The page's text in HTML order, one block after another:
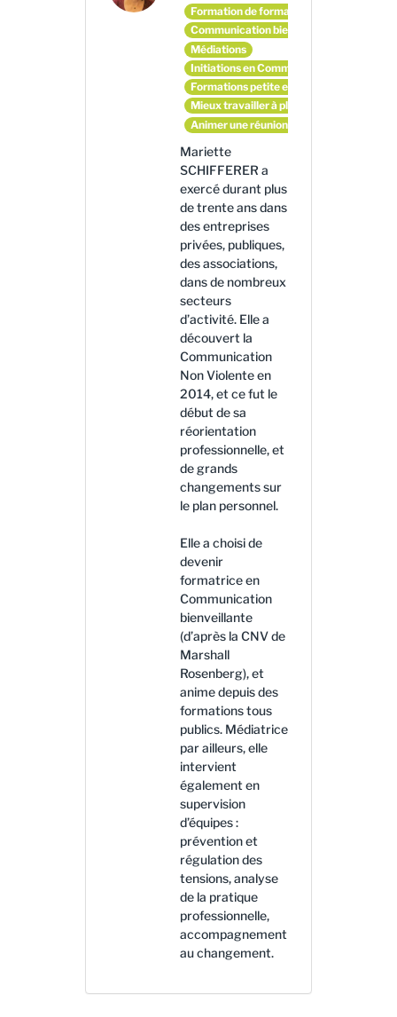
Formation de formateurs et d'animateurs
Communication bienveillante
Médiations
Initiations en Communication Non
Formations petite enfance
Mieux travailler à plusieurs
Animer une réunion en mode coopératif
Mariette
SCHIFFERER a
exercé durant plus
de trente ans dans
des entreprises
privées, publiques,
des associations,
dans de nombreux
secteurs
d’activité. Elle a
découvert la
Communication
Non Violente en
2014, et ce fut le
début de sa
réorientation
professionnelle, et
de grands
changements sur
le plan personnel.
Elle a choisi de
devenir
formatrice en
Communication
bienveillante
(d’après la CNV de
Marshall
Rosenberg), et
anime depuis des
formations tous
publics. Médiatrice
par ailleurs, elle
intervient
également en
supervision
d’équipes :
prévention et
régulation des
tensions, analyse
de la pratique
professionnelle,
accompagnement
au changement.